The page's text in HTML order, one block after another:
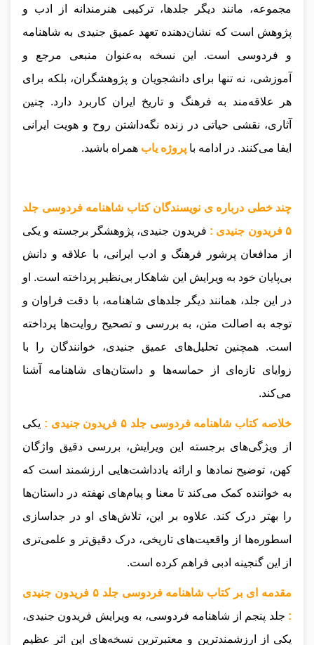
مجموعه، مانند دیگر جلدها، ترکیبی هنرمندانه از ادب و
پژوهش است که نشان‌دهنده تعهد عمیق جنیدی به شاهنامه
و فردوسی است. این نسخه به‌عنوان منبعی مرجع و
آموزشی، نه تنها برای دانشجویان و پژوهشگران، بلکه برای
هر علاقه‌مند به فرهنگ و تاریخ ایران کاربرد دارد. چنین
آثاری، نقشی حیاتی در زنده نگه‌داشتن روح و هویت ایرانی
ایفا می‌کنند. در ادامه با پروژه یاب همراه باشید.
چند خطی درباره ی نویسندگان کتاب شاهنامه فردوسی جلد
۵ فریدون جنیدی :
فریدون جنیدی، پژوهشگر برجسته و یکی
از مدافعان پرشور فرهنگ و ادب ایرانی، با علاقه و دانش
بی‌پایان خود به ویرایش این شاهکار بی‌نظیر پرداخته است. او
در این جلد، همانند دیگر جلدهای شاهنامه، با دقت فراوان و
توجه به اصالت متن، به بررسی و تصحیح روایت‌ها پرداخته
است. همچنین تحلیل‌های عمیق جنیدی، خوانندگان را با
زوایای تازه‌ای از حماسه‌ها و داستان‌های شاهنامه آشنا
می‌کند.
خلاصه کتاب شاهنامه فردوسی جلد ۵ فریدون جنیدی :
یکی
از ویژگی‌های برجسته این ویرایش، بررسی دقیق واژگان
کهن، توضیح نمادها و ارائه یادداشت‌هایی ارزشمند است که
به خواننده کمک می‌کند تا معنا و پیام‌های نهفته در داستان‌ها
را بهتر درک کند. علاوه بر این، تلاش‌های او در جداسازی
اسطوره‌ها از واقعیت‌های تاریخی، درک دقیق‌تر و علمی‌تری
از این گنجینه ادبی فراهم کرده است.
مقدمه ای بر کتاب شاهنامه فردوسی جلد ۵ فریدون جنیدی
: جلد پنجم از شاهنامه فردوسی، به ویرایش فریدون جنیدی،
یکی از ارزشمندترین و معتبرترین نسخه‌های این اثر عظیم